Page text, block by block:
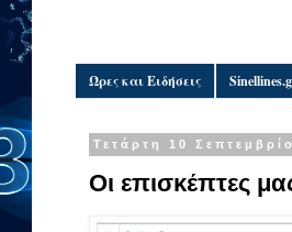
Ώρες και Ειδήσεις
Τετάρτη 10
Οι επισκέπτες